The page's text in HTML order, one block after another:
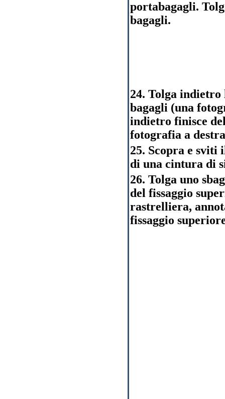
portabagagli.
bagagli.
24. Tolga
bagagli (una
indietro finisce
fotografia a
25. Scopra e sviti
di una cintura di
26. Tolga uno
del fissaggio
rastrelliera,
fissaggio